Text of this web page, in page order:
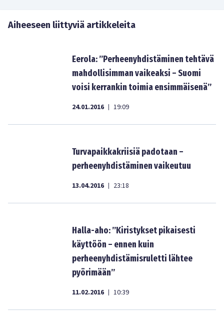
Aiheeseen liittyviä artikkeleita
Eerola: ”Perheenyhdistäminen tehtävä
mahdollisimman vaikeaksi – Suomi
voisi kerrankin toimia ensimmäisenä”
24.01.2016 | 19:09
Turvapaikkakriisiä padotaan –
perheenyhdistäminen vaikeutuu
13.04.2016 | 23:18
Halla-aho: ”Kiristykset pikaisesti
käyttöön – ennen kuin
perheenyhdistämisruletti lähtee
pyörimään”
11.02.2016 | 10:39